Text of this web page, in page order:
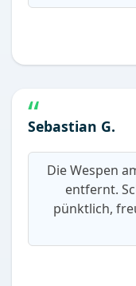
Sebastian G.
Die Wespen
entfernt.
pünktlich,